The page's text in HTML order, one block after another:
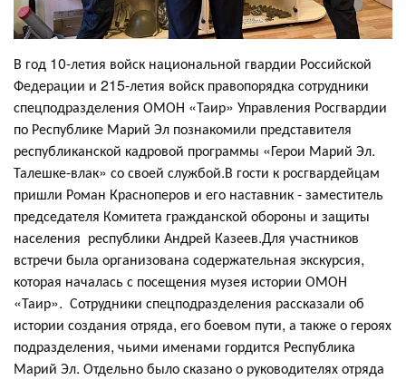
В год 10-летия войск национальной гвардии Российской
Федерации и 215-летия войск правопорядка сотрудники
спецподразделения ОМОН «Таир» Управления Росгвардии
по Республике Марий Эл познакомили представителя
республиканской кадровой программы «Герои Марий Эл.
Талешке-влак» со своей службой.В гости к росгвардейцам
пришли Роман Красноперов и его наставник - заместитель
председателя Комитета гражданской обороны и защиты
населения республики Андрей Казеев.Для участников
встречи была организована содержательная экскурсия,
которая началась с посещения музея истории ОМОН
«Таир». Сотрудники спецподразделения рассказали об
истории создания отряда, его боевом пути, а также о героях
подразделения, чьими именами гордится Республика
Марий Эл. Отдельно было сказано о руководителях отряда